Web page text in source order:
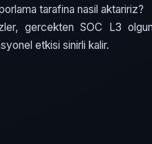
tarafina nasil aktaririz?
gercekten SOC L3
etkisi sinirli kalir.